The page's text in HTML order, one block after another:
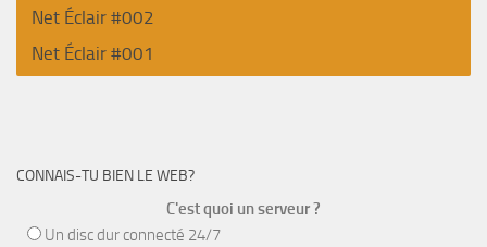
Net Éclair #002
Net Éclair #001
CONNAIS-TU BIEN LE WEB?
C'est quoi un serveur ?
Un disc dur connecté 24/7